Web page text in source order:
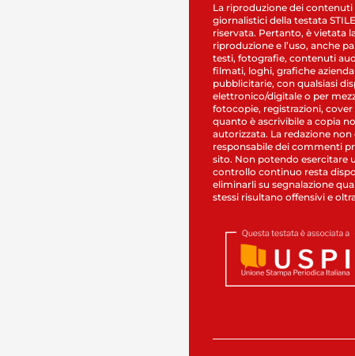
La riproduzione dei contenuti
giornalistici della testata
riservata. Pertanto, è vietata
riproduzione e l’uso, anche
testi, fotografie, contenuti
filmati, loghi, grafiche
pubblicitarie, con qualsiasi
elettronico/digitale o per
fotocopie, registrazioni,
quanto è ascrivibile a copia
autorizzata. La redazione non
responsabile dei commenti
sito. Non potendo esercitare
controllo continuo resta
eliminarli su segnalazione
stessi risultano offensivi e